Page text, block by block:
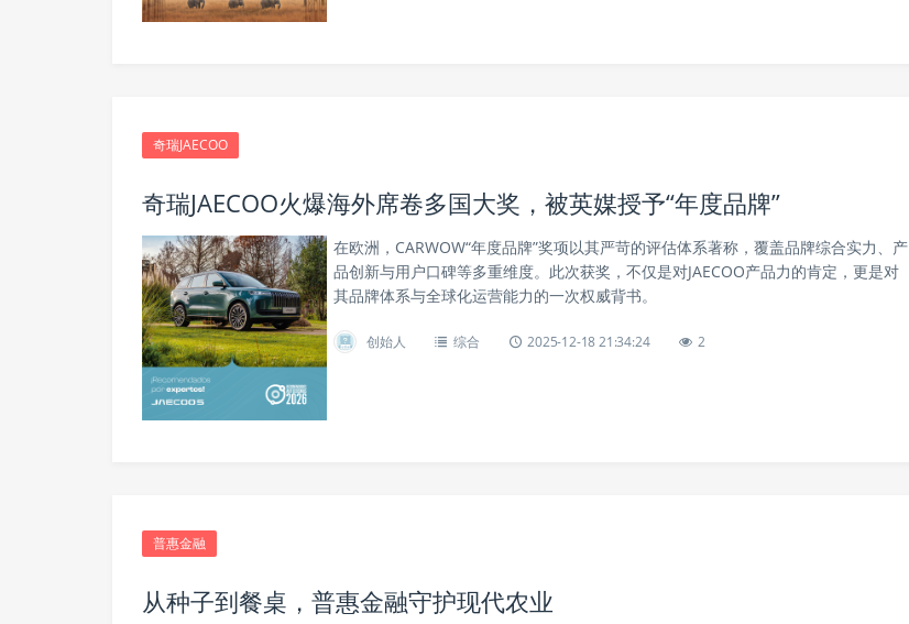
奇瑞JAECOO
奇瑞JAECOO火爆海外席卷多国大奖，被英媒授予“年度品牌”
在欧洲，CARWOW“年度品牌”奖项以其严苛的评估体系著称，覆盖品牌综合实力、产
品创新与用户口碑等多重维度。此次获奖，不仅是对JAECOO产品力的肯定，更是对
其品牌体系与全球化运营能力的一次权威背书。
创始人 综合 2025-12-18 21:34:24 2
普惠金融
从种子到餐桌，普惠金融守护现代农业